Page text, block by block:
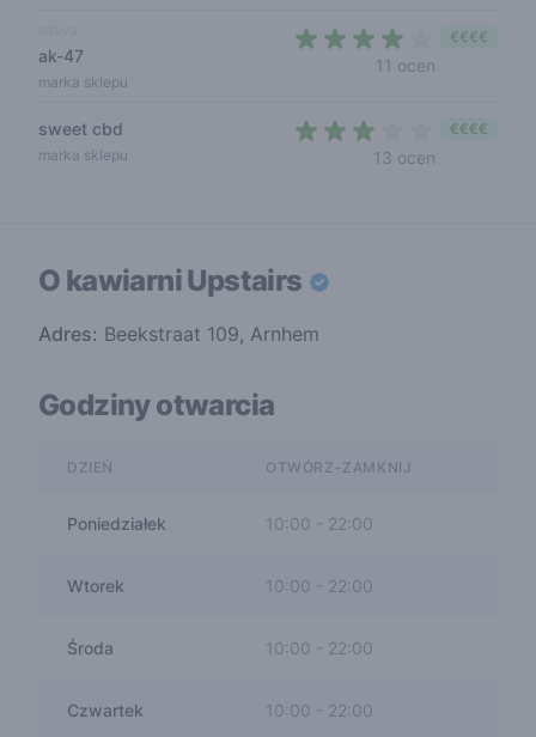
ak-47
marka sklepu
11 ocen
€€€€
sweet cbd
marka sklepu 13 ocen
€€€€
O kawiarniUpstairs
Adres: Beekstraat 109, Arnhem
Godziny otwarcia
DZIEŃ OTWÓRZ-ZAMKNIJ
Poniedziałek 10:00 - 22:00
Wtorek 10:00 22:00
Środa 10:00 - 22:00
Czwartek 10:00 22:00